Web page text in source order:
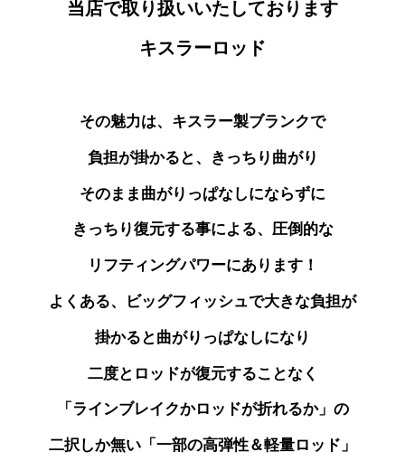
当店で取り扱いいたしております
キスラーロッド
その魅力は、キスラー製ブランクで
負担が掛かると、きっちり曲がり
そのまま曲がりっぱなしにならずに
きっちり復元する事による、圧倒的な
リフティングパワーにあります！
よくある、ビッグフィッシュで大きな負担が
掛かると曲がりっぱなしになり
二度とロッドが復元することなく
「ラインブレイクかロッドが折れるか」の
二択しか無い「一部の高弾性＆軽量ロッド」